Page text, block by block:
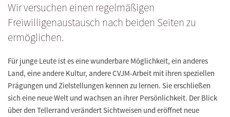
Wir versuchen einen regelmäßigen
Freiwilligenaustausch nach beiden Seiten zu
ermöglichen.
Für junge Leute ist es eine wunderbare Möglichkeit, ein anderes
Land, eine andere Kultur, andere CVJM-Arbeit mit ihren speziellen
Prägungen und Zielstellungen kennen zu lernen. Sie erschließen
sich eine neue Welt und wachsen an ihrer Persönlichkeit. Der Blick
über den Tellerrand verändert Sichtweisen und eröffnet neue